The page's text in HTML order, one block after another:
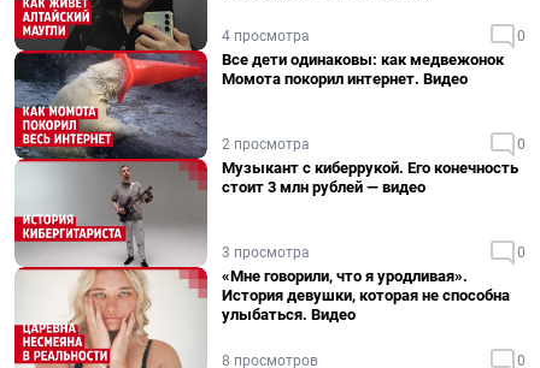
4 просмотра 0
Все дети одинаковы: как медвежонок
Момота покорил интернет. Видео
2 просмотра 0
Музыкант с киберрукой. Его конечность
стоит 3 млн рублей — видео
3 просмотра 0
«Мне говорили, что я уродливая».
История девушки, которая не способна
улыбаться. Видео
8 просмотров 0